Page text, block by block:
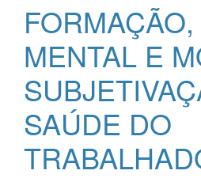
MENTAL E
SAÚDE DO